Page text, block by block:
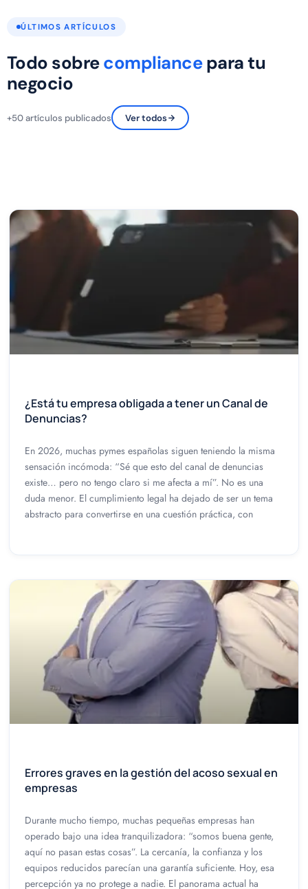
ÚLTIMOS ARTÍCULOS
Todo sobrecompliancepara tu
negocio
+50 artículos publicados Ver todos
¿Está tu empresa obligada a tener un Canal de
Denuncias?
En 2026, muchas pymes españolas siguen teniendo la misma
sensación incómoda: “Sé que esto del canal de denuncias
existe… pero no tengo claro si me afecta a mí”. No es una
duda menor. El cumplimiento legal ha dejado de ser un tema
abstracto para convertirse en una cuestión práctica, con
Errores graves en la gestión del acoso sexual en
empresas
Durante mucho tiempo, muchas pequeñas empresas han
operado bajo una idea tranquilizadora: “somos buena gente,
aquí no pasan estas cosas”. La cercanía, la confianza y los
equipos reducidos parecían una garantía suficiente. Hoy, esa
percepción ya no protege a nadie. El panorama actual ha